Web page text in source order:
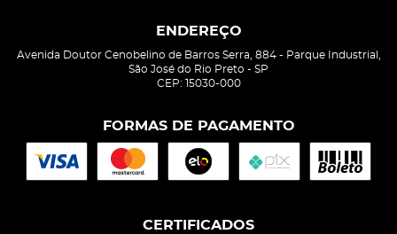
ENDEREÇO
Avenida Doutor Cenobelino de Barros Serra, 884- Parque Industrial,
São José do Rio Preto - SP
CEP: 15030-000
FORMAS DE PAGAMENTO
CERTIFICADOS